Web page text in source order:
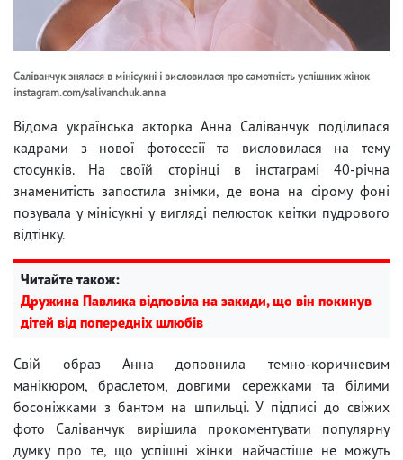
Саліванчук знялася в мінісукні і висловилася про самотність успішних жінок
instagram.com/salivanchuk.anna
Відома українська акторка Анна Саліванчук поділилася
кадрами з нової фотосесії та висловилася на тему
стосунків. На своїй сторінці в інстаграмі 40-річна
знаменитість запостила знімки, де вона на сірому фоні
позувала у мінісукні у вигляді пелюсток квітки пудрового
відтінку.
Читайте також:
Дружина Павлика відповіла на закиди, що він покинув
дітей від попередніх шлюбів
Свій образ Анна доповнила темно-коричневим
манікюром, браслетом, довгими сережками та білими
босоніжками з бантом на шпильці. У підписі до свіжих
фото Саліванчук вирішила прокоментувати популярну
думку про те, що успішні жінки найчастіше не можуть